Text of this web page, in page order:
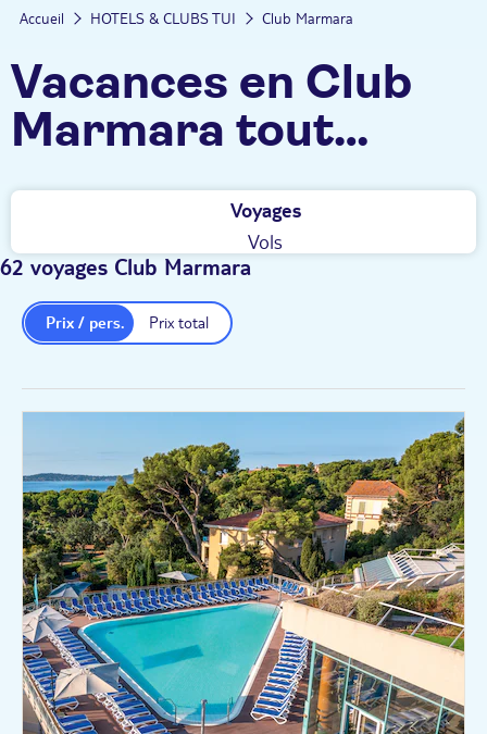
Accueil HOTELS & CLUBS TUI Club Marmara
Vacances en Club
Marmara tout
inclus : animation
100% francophone,
ambiance 100% fun
!
Voyages
Vols
62 voyages Club Marmara
Prix total
Prix / pers.